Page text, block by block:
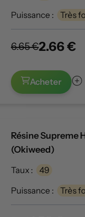
Puissance : Très
6.65 €2.66 €
Acheter
Résine Supreme
(Okiweed)
Taux : 49
Puissance : Très